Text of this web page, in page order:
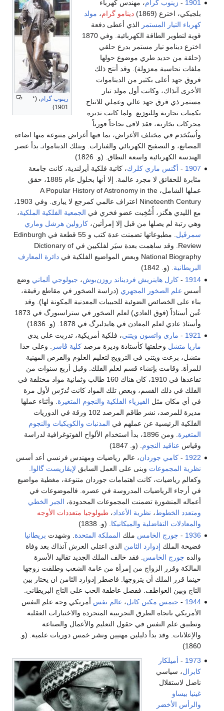
زينوب گرام، (*
1901)
1901
- زينوب گرام، مهندس كهرباء
بلجيكي، اخترع (1869)
دينامو گرام، مولد
كهرباء التيار المستمر الذي أعطى دفعة
قوية لتطوير الطاقة الكهربائية. وفي 1870
اخترع دينامو تيار مستمر بدرع حلقي
(حلقة من حديد طري موضوع حولها
ملفات نحاسية معزولة). وقد أنتج ذلك
فروق جهد أعلى بكثير من الديناموات
الأخرى آنذاك، وكانت أول مولد تيار
مستمر ذي فرق جهد عالي وعملي للانتاج
بكميات تجارية وللتوزيع. ولما كانت تديره
محركات بخارية، فقد لاقى نجاحاً فورياً
واُستُخدم في مختلف الأغراض، بما فيها أغراض متنوعة منها اضاءة
المصانع، و التصفيح الكهربائي والفنارات. وبتلك الدينامواتـ بدأ عصر
الهندسة الكهربائية واسعة النطاق. (و. 1826)
1907
- أگنس ماري كلرك، كاتبة فلكية أيرلندية، كانت جامعة
مثابرة للحقائق لا مجرد عالمة. إلا أنها بحلول عام 1885، حقق
عملها الشامل، A Popular History of Astronomy in the
Nineteenth Century اعتراف عالمي كمرجع لا يبارى. وفي 1903،
مع الليدي هگنز، أُنتُخِبت عضو فخري في الجمعية الفلكية الملكية،
وهي رتبة لم يصلها من قبل إلا إمرأتين،كارولين هرشل وماري
سمرڤيل
. مطبوعاتها تضمنت عدة كتب و 55 قطعة في Edinburgh
Review. وقد ساهمت بعدة سيَر لفلكيين في Dictionary of
National Biography وبعض المواضيع الفلكية في
دائرة المعارف
البريطانية. (و. 1842)
1914
-كارل هاينريش فرديناند روزن‌بوش، جيولوجي ألماني وضع
أسس علم الصخور المجهري (دراسة الصخور في مقاطع رقيقة،
بناء على الخصائص الضوئية للحبيبات المعدنية المكونة لها). وقد
عُين أستاذاً (فوق العادي) لعلم الصخور في ستراسبورگ في 1873
وأستاذ عادي لعلم المعادن في هايدلبرگ في 1878. (و. 1836)
1921
- ماري واتسون ويتني، فلكية أمريكية، تدربت على يدي
ماريا متشل وخلفتها كأستاذة وديرة مرصدكلية ڤاسر
. وعلى حذا
متشل، برعت ويتني في الترويج لتعليم العلوم والفرص المهنية
للمرأة. وقامت بإنشاء قسم لعلم الفلك. وقبل أربع سنوات من
تقاعدها في 1910، كان هناك 160 طالب وثمانية مواد مختلفة في
الفلك في ذلك القسم، وبعض تلك المواد كانت تُدرّس لأول مرة
في أي مكان مثل الفيزياء الفلكية والنجوم المتغيرة . وأثناء عملها
مديرة للمرصد، نشر طاقم المرصد 102 ورقة في الدوريات
الفلكية الرئيسية عن عملهم في المذنبات والكويكبات والنجوم
المتغيرة
. ومن 1896، بدأ استخدام الألواح الفوتوغرافية لدراسة
وقياس عناقيد النجوم . (و. 1847)
1922
-كامي جوردان، عالم رياضيات ومهندس فرنسي أعد أسس
نظرية المجموعات وبنى على العمل السابق لإيڤاريست گالوا
وكعالم رياضيات، كانت اهتمامات جوردان متنوعة، مغطية مواضيع
في أرجاء الرياضيات المدروسة في عصره. فالموضوعات في
أعماله المنشورة تضمنت المجموعات المحدودة، الجبر الخطي
ومتعدد الخطوط، نظرية الأعداد،طبولوجيا متعددات الأوجه
والمعادلات التفاضلية والميكانيكا . (و. 1838)
1936
- جورج الخامس ملك المملكة المتحدة . وشهدت بريطانيا
فضيحة الملك إدوارد الثامن الذي اعتلى العرش آنذاك بعد وفاة
والده جورج الخامس . فقد خالف الملك الجديد تقاليد الأسرة
المالكة وقرر الزواج من إمرأة من عامة الشعب وطلقت زوجها
حينما قرر الملك أن يتزوجها. فاضطر إدوارد الثامن ان يختار بين
التاج وبين العواطف. ففضل عاطفة الحب على التاج البريطاني.
1944
- جيمس مكين كاتل، عالم نفس أمريكي وجه علم النفس
الأمريكي باتجاه الطرق التجريبية المتجردة والاختبارات العقلية
وتطبيق علم النفس في حقول التعليم والأعمال والصناعة
والإعلانات. وقد بدأ دليلين مهنيين ونشر خمس دوريات علمية. (و.
1860)
1973
- أميلكار
كابرال، سياسي
ناضل لاستقلال
غينيا بيساو
والرأس الأخضر